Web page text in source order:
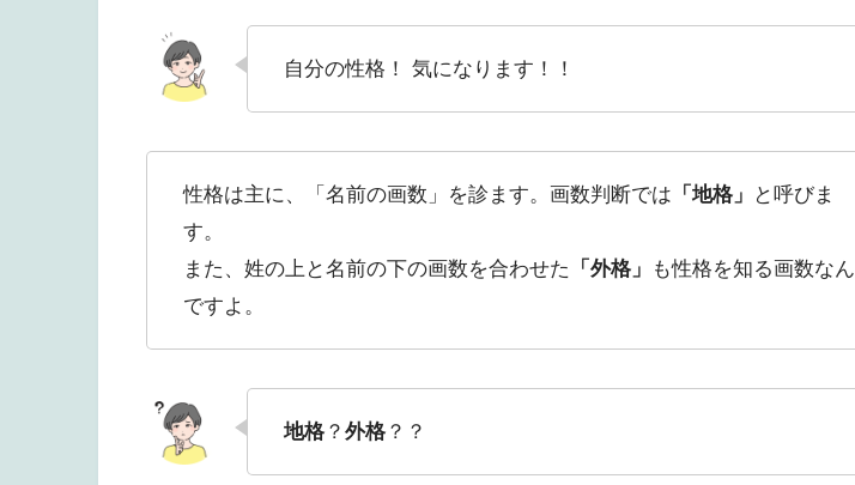
自分の性格！ 気になります！！
性格は主に、「名前の画数」を診ます。画数判断では 「地格」
と呼びま
す。
また、姓の上と名前の下の画数を合わせた
「外格」
も性格を知る画数なん
ですよ。
地格 ？ 外格 ？？